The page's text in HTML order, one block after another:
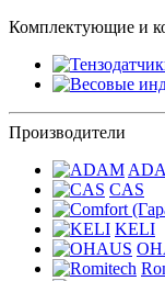
Комплектующие и
Производители
CAS
KELI